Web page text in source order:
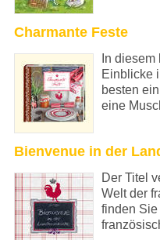
Charmante Feste
In
Einblicke
besten
eine
Bienvenue in der
Der Titel
Welt der
finden